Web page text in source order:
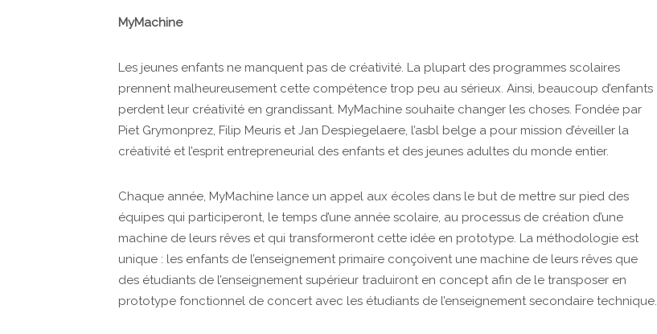
MyMachine
Les jeunes enfants ne manquent pas de créativité. La plupart des programmes scolaires
prennent malheureusement cette compétence trop peu au sérieux. Ainsi, beaucoup d’enfants
perdent leur créativité en grandissant. MyMachine souhaite changer les choses. Fondée par
Piet Grymonprez, Filip Meuris et Jan Despiegelaere, l’asbl belge a pour mission d’éveiller la
créativité et l’esprit entrepreneurial des enfants et des jeunes adultes du monde entier.
Chaque année, MyMachine lance un appel aux écoles dans le but de mettre sur pied des
équipes qui participeront, le temps d’une année scolaire, au processus de création d’une
machine de leurs rêves et qui transformeront cette idée en prototype. La méthodologie est
unique : les enfants de l’enseignement primaire conçoivent une machine de leurs rêves que
des étudiants de l’enseignement supérieur traduiront en concept afin de le transposer en
prototype fonctionnel de concert avec les étudiants de l’enseignement secondaire technique.